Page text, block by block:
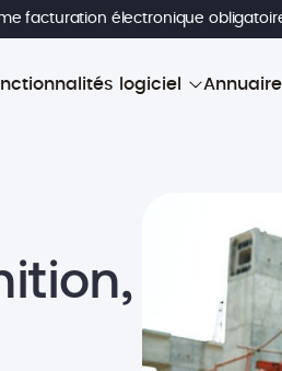
facturation électronique
logiciel